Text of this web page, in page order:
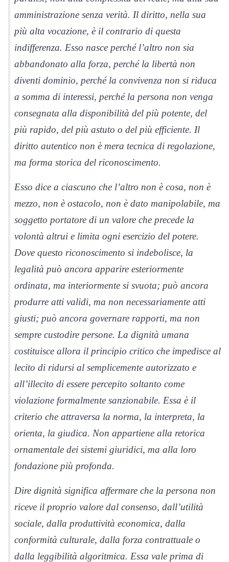
amministrazione senza verità. Il diritto, nella sua
più alta vocazione, è il contrario di questa
indifferenza. Esso nasce perché l’altro non sia
abbandonato alla forza, perché la libertà non
diventi dominio, perché la convivenza non si riduca
a somma di interessi, perché la persona non venga
consegnata alla disponibilità del più potente, del
più rapido, del più astuto o del più efficiente. Il
diritto autentico non è mera tecnica di regolazione,
ma forma storica del riconoscimento.
Esso dice a ciascuno che l’altro non è cosa, non è
mezzo, non è ostacolo, non è dato manipolabile, ma
soggetto portatore di un valore che precede la
volontà altrui e limita ogni esercizio del potere.
Dove questo riconoscimento si indebolisce, la
legalità può ancora apparire esteriormente
ordinata, ma interiormente si svuota; può ancora
produrre atti validi, ma non necessariamente atti
giusti; può ancora governare rapporti, ma non
sempre custodire persone. La dignità umana
costituisce allora il principio critico che impedisce al
lecito di ridursi al semplicemente autorizzato e
all’illecito di essere percepito soltanto come
violazione formalmente sanzionabile. Essa è il
criterio che attraversa la norma, la interpreta, la
orienta, la giudica. Non appartiene alla retorica
ornamentale dei sistemi giuridici, ma alla loro
fondazione più profonda.
Dire dignità significa affermare che la persona non
riceve il proprio valore dal consenso, dall’utilità
sociale, dalla produttività economica, dalla
conformità culturale, dalla forza contrattuale o
dalla leggibilità algoritmica. Essa vale prima di